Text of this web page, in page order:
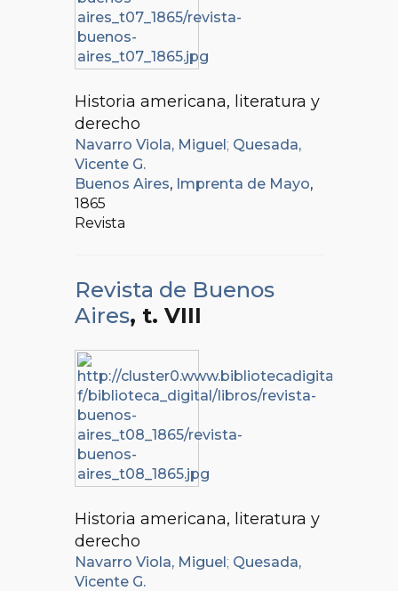
Historia americana, literatura y
derecho
Navarro Viola, Miguel ; Quesada,
Vicente G.
Buenos Aires, Imprenta de Mayo,
1865
Revista
Revista de Buenos
Aires, t. VIII
Historia americana, literatura y
derecho
Navarro Viola, Miguel ; Quesada,
Vicente G.